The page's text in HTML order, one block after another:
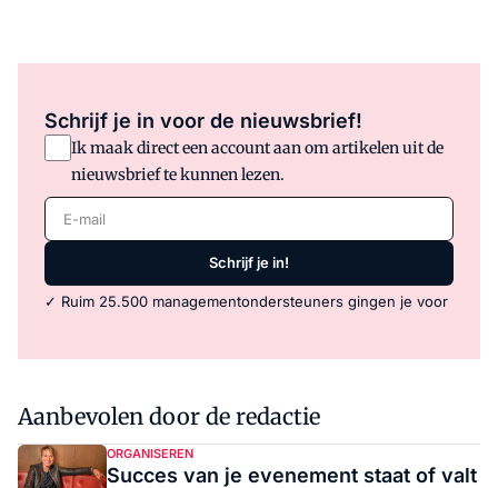
Schrijf je in voor de nieuwsbrief!
Ik maak direct een account aan om artikelen uit de
nieuwsbrief te kunnen lezen.
E-mail
Schrijf je in!
✓ Ruim 25.500 managementondersteuners gingen je voor
Aanbevolen door de redactie
ORGANISEREN
Succes van je evenement staat of valt